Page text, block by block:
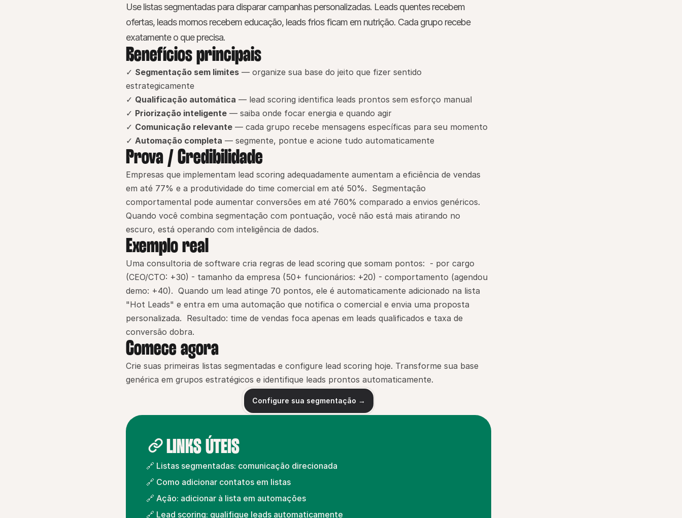
Use listas segmentadas para disparar campanhas personalizadas. Leads quentes recebem
ofertas, leads mornos recebem educação, leads frios ficam em nutrição. Cada grupo recebe
exatamente o que precisa.
Benefícios principais
✓ Segmentação sem limites — organize sua base do jeito que fizer sentido
estrategicamente
✓ Qualificação automática — lead scoring identifica leads prontos sem esforço manual
✓ Priorização inteligente — saiba onde focar energia e quando agir
✓ Comunicação relevante — cada grupo recebe mensagens específicas para seu momento
✓ Automação completa — segmente, pontue e acione tudo automaticamente
Prova / Credibilidade
Empresas que implementam lead scoring adequadamente aumentam a eficiência de vendas
em até 77% e a produtividade do time comercial em até 50%.  Segmentação
comportamental pode aumentar conversões em até 760% comparado a envios genéricos.
Quando você combina segmentação com pontuação, você não está mais atirando no
escuro, está operando com inteligência de dados.
Exemplo real
Uma consultoria de software cria regras de lead scoring que somam pontos:  - por cargo
(CEO/CTO: +30) - tamanho da empresa (50+ funcionários: +20) - comportamento (agendou
demo: +40).  Quando um lead atinge 70 pontos, ele é automaticamente adicionado na lista
"Hot Leads" e entra em uma automação que notifica o comercial e envia uma proposta
personalizada.  Resultado: time de vendas foca apenas em leads qualificados e taxa de
conversão dobra.
Comece agora
Crie suas primeiras listas segmentadas e configure lead scoring hoje. Transforme sua base
genérica em grupos estratégicos e identifique leads prontos automaticamente.
Configure sua segmentação →
LINKS ÚTEIS
🔗 Listas segmentadas: comunicação direcionada
🔗 Como adicionar contatos em listas
🔗 Ação: adicionar à lista em automações
🔗 Lead scoring: qualifique leads automaticamente